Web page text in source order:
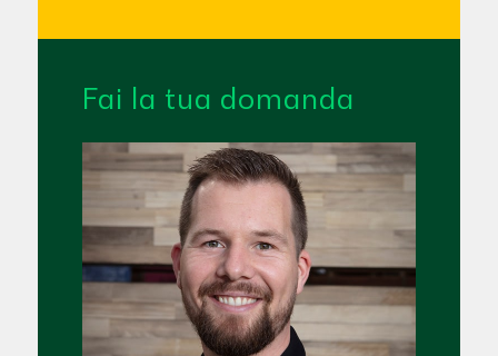
Fai la tua domanda